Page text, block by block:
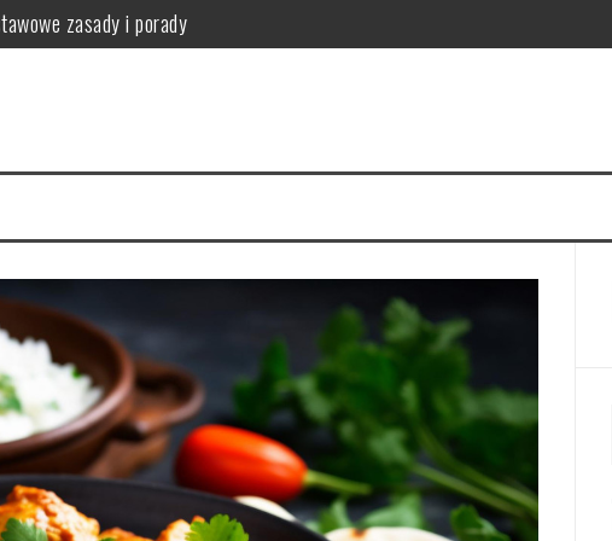
zasady i porady
jadłospis
i przepisy